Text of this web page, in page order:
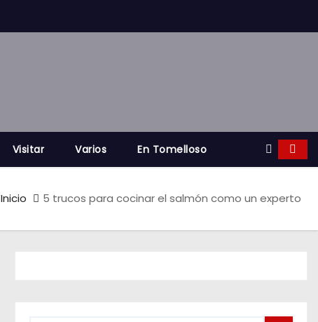
Visitar Varios En Tomelloso
Inicio 5 trucos para cocinar el salmón como un experto